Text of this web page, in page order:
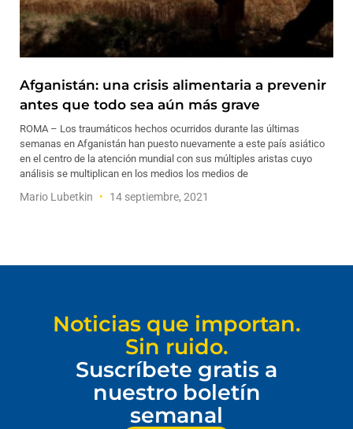
Afganistán: una crisis alimentaria a prevenir
antes que todo sea aún más grave
ROMA – Los traumáticos hechos ocurridos durante las últimas
semanas en Afganistán han puesto nuevamente a este país asiático
en el centro de la atención mundial con sus múltiples aristas cuyo
análisis se multiplican en los medios los medios de
Mario Lubetkin 14 septiembre, 2021
Noticias que importan.
Sin ruido.
Suscríbete gratis a
nuestro boletín
semanal